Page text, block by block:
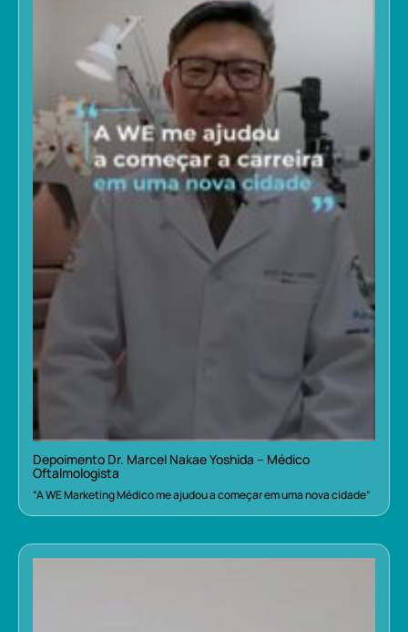
Depoimento Dr. Marcel Nakae Yoshida – Médico
Oftalmologista
“A WE Marketing Médico me ajudou a começar em uma nova cidade”